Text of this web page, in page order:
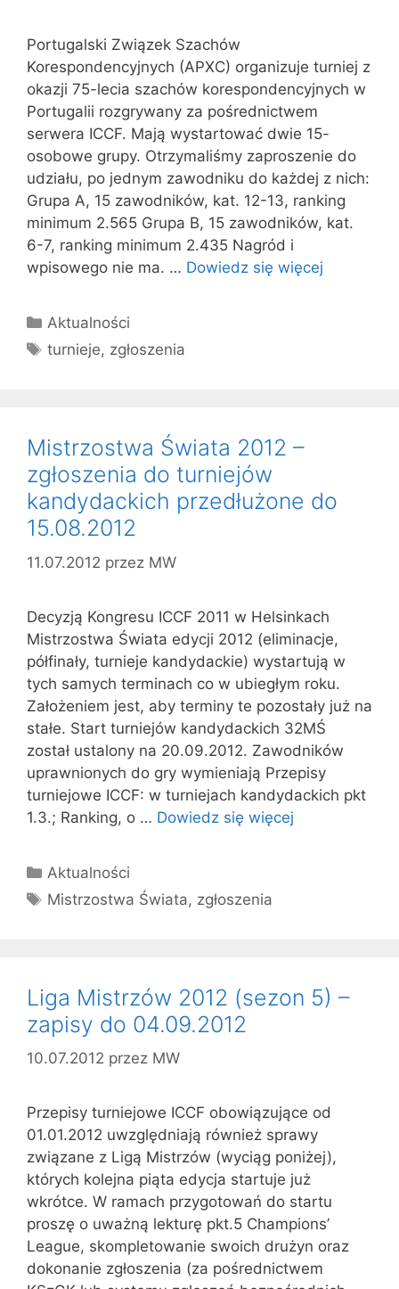
Portugalski Związek Szachów
Korespondencyjnych (APXC) organizuje turniej z
okazji 75-lecia szachów korespondencyjnych w
Portugalii rozgrywany za pośrednictwem
serwera ICCF. Mają wystartować dwie 15-
osobowe grupy. Otrzymaliśmy zaproszenie do
udziału, po jednym zawodniku do każdej z nich:
Grupa A, 15 zawodników, kat. 12-13, ranking
minimum 2.565 Grupa B, 15 zawodników, kat.
6-7, ranking minimum 2.435 Nagród i
wpisowego nie ma. … Dowiedz się więcej
Kategorie
Aktualności
Tagi
turnieje, zgłoszenia
Mistrzostwa Świata 2012 –
zgłoszenia do turniejów
kandydackich przedłużone do
15.08.2012
11.07.2012 przez MW
Decyzją Kongresu ICCF 2011 w Helsinkach
Mistrzostwa Świata edycji 2012 (eliminacje,
półfinały, turnieje kandydackie) wystartują w
tych samych terminach co w ubiegłym roku.
Założeniem jest, aby terminy te pozostały już na
stałe. Start turniejów kandydackich 32MŚ
został ustalony na 20.09.2012. Zawodników
uprawnionych do gry wymieniają Przepisy
turniejowe ICCF: w turniejach kandydackich pkt
1.3.; Ranking, o … Dowiedz się więcej
Kategorie
Aktualności
Tagi
Mistrzostwa Świata, zgłoszenia
Liga Mistrzów 2012 (sezon 5) –
zapisy do 04.09.2012
10.07.2012 przez MW
Przepisy turniejowe ICCF obowiązujące od
01.01.2012 uwzględniają również sprawy
związane z Ligą Mistrzów (wyciąg poniżej),
których kolejna piąta edycja startuje już
wkrótce. W ramach przygotowań do startu
proszę o uważną lekturę pkt.5 Champions’
League, skompletowanie swoich drużyn oraz
dokonanie zgłoszenia (za pośrednictwem